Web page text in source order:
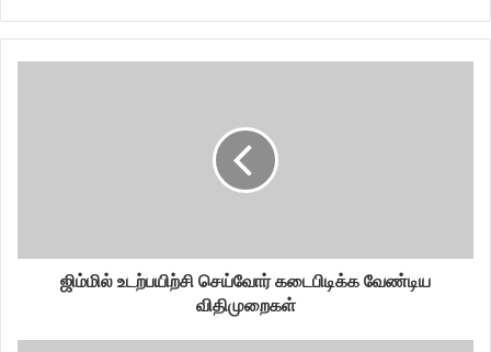
ஜிம்மில் உடற்பயிற்சி செய்வோர் கடைபிடிக்க வேண்டிய
விதிமுறைகள்